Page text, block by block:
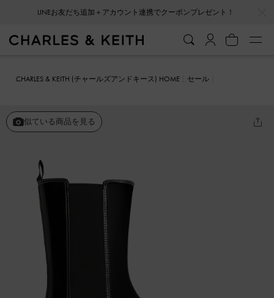
LINEお友だち追加＋アカウント連携でクーポンプレゼント！
CHARLES & KEITH (チャールズアンドキース) HOME
セール
似ている商品を見る